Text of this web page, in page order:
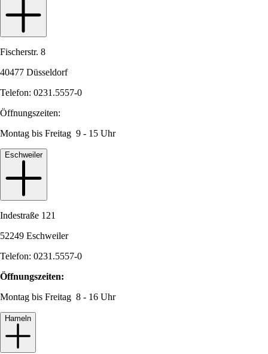
Fischerstr. 8
40477 Düsseldorf
Telefon: 0231.5557-0
Öffnungszeiten:
Montag bis Freitag 9 - 15 Uhr
Eschweiler
Indestraße 121
52249 Eschweiler
Telefon: 0231.5557-0
Öffnungszeiten:
Montag bis Freitag 8 - 16 Uhr
Hameln